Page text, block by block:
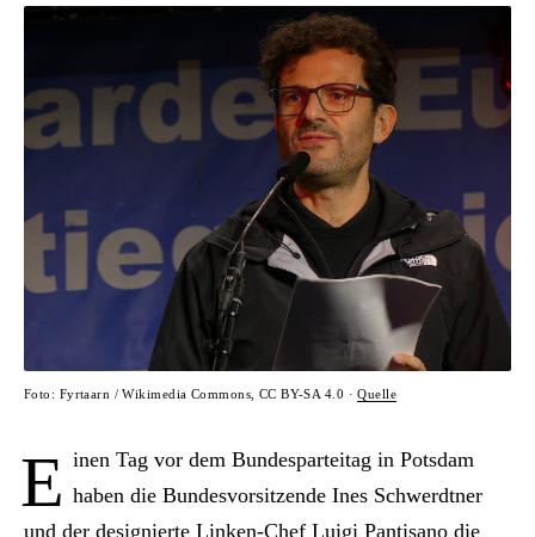
Foto: Fyrtaarn / Wikimedia Commons, CC BY-SA 4.0 ·Quelle
E inen Tag vor dem Bundesparteitag in Potsdam
haben die Bundesvorsitzende Ines Schwerdtner
und der designierte Linken-Chef Luigi Pantisano die